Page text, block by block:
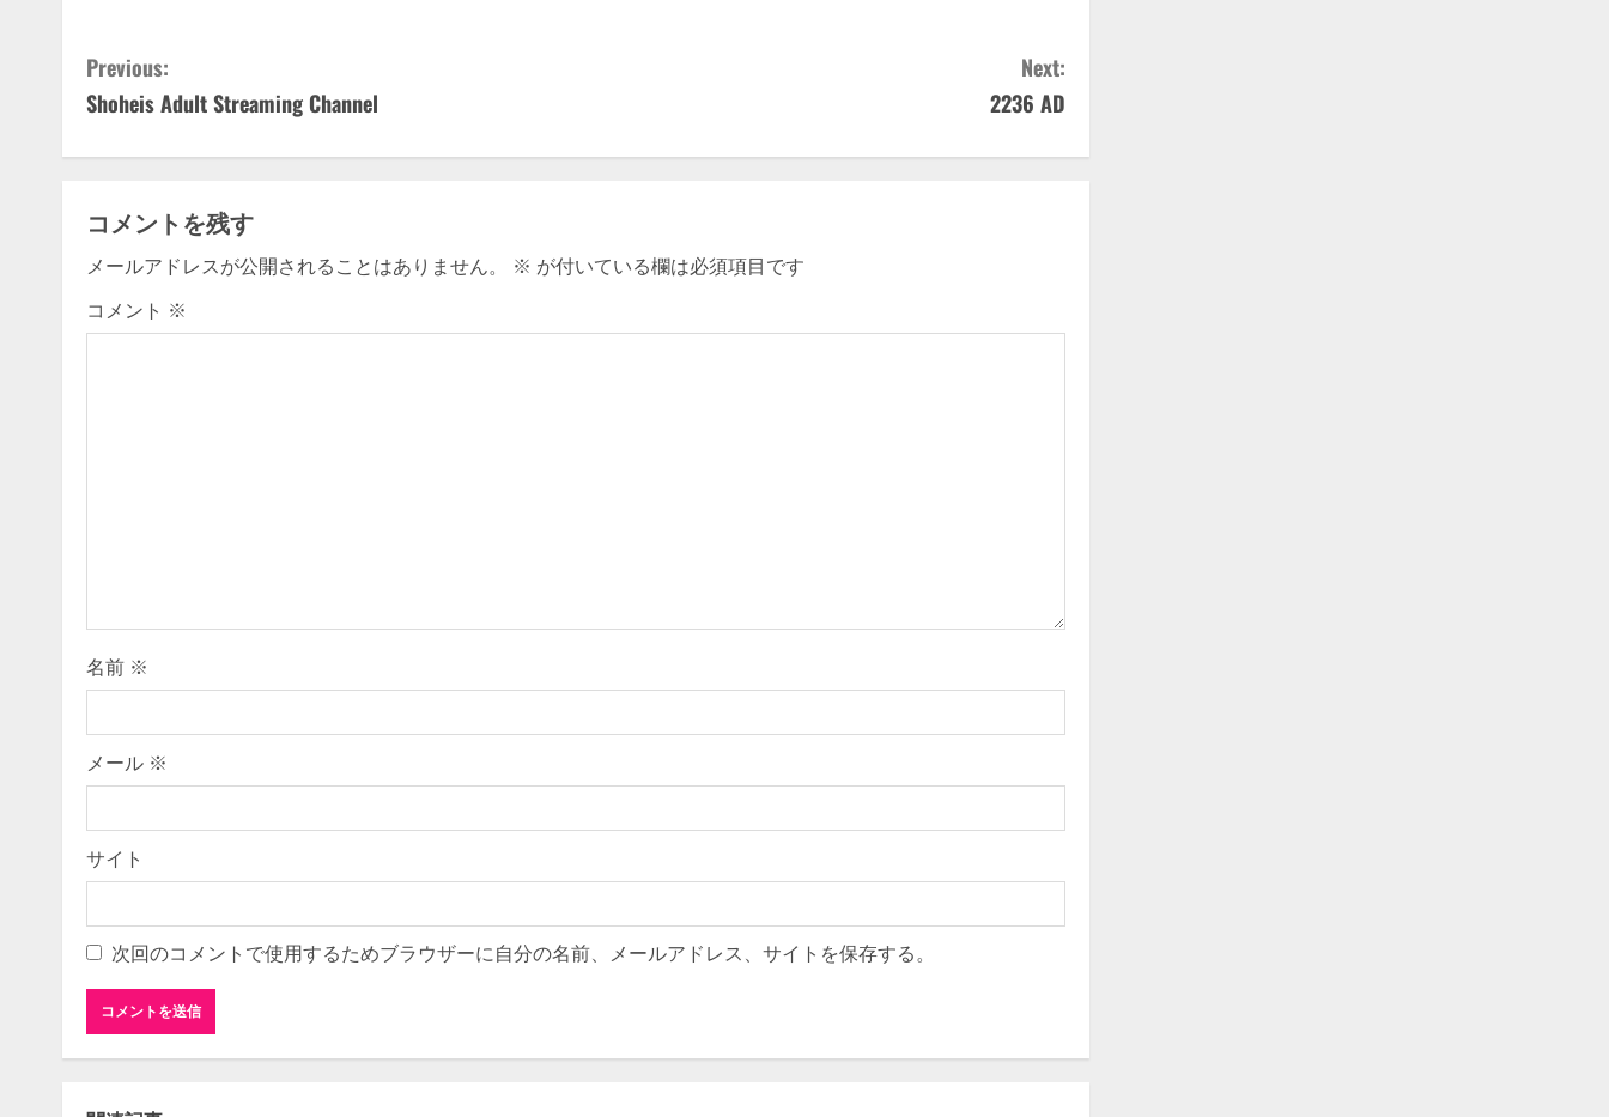
C
o
n
t
i
n
d
i
n
g
Previous:
Shoheis Adult Streaming Channel
Next:
2236 AD
コメントを残す
メールアドレスが公開されることはありません。 ※ が付いている欄は必須項目です
コメント ※
名前 ※
メール ※
サイト
次回のコメントで使用するためブラウザーに自分の名前、メールアドレス、サイトを保存する。